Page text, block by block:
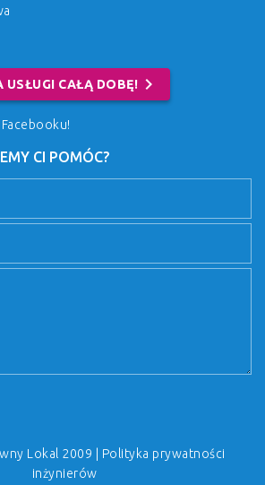
USŁUGI CAŁĄ DOBĘ! chevron_right
CI POMÓC?
Lokal 2009 | Polityka prywatności
inżynierów